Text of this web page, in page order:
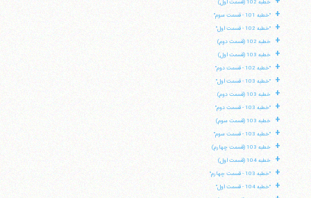
خطبه 102 (قسمت اول)
+ "خطبه 101 - قسمت سوم"
+ "خطبه 102 - قسمت اول"
+ خطبه 102 (قسمت دوم)
+ خطبه 103 (قسمت اول)
+ "خطبه 102 - قسمت دوم"
+ "خطبه 103 - قسمت اول"
+ خطبه 103 (قسمت دوم)
+ "خطبه 103 - قسمت دوم"
+ خطبه 103 (قسمت سوم)
+ "خطبه 103 - قسمت سوم"
+ خطبه 103 (قسمت چهارم)
+ خطبه 104 (قسمت اول)
+ "خطبه 103 - قسمت چهارم"
+ "خطبه 104 - قسمت اول"